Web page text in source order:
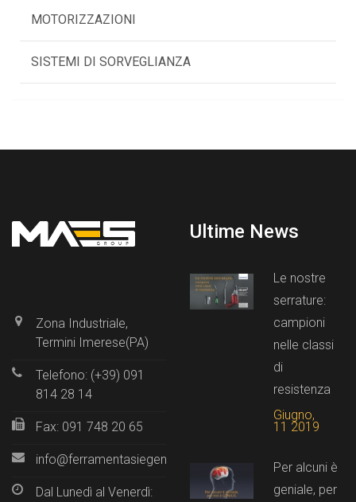
MOTORIZZAZIONI
SISTEMI DI SORVEGLIANZA
Zona Industriale,
Termini Imerese(PA)
Telefono: (+39) 091
814 28 14
Fax: 091 748 20 65
info@ferramentasiegenia.it
Dal Lunedì al Venerdì:
Ultime News
Le nostre
serrature:
campioni
nelle classi
di
resistenza
Giugno,
11 2019
Per alcuni è
geniale, per